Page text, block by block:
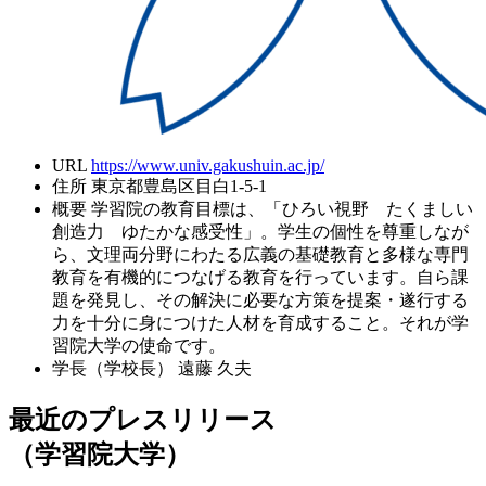
URL https://www.univ.gakushuin.ac.jp/
住所 東京都豊島区目白1-5-1
概要 学習院の教育目標は、「ひろい視野 たくましい
創造力 ゆたかな感受性」。学生の個性を尊重しなが
ら、文理両分野にわたる広義の基礎教育と多様な専門
教育を有機的につなげる教育を行っています。自ら課
題を発見し、その解決に必要な方策を提案・遂行する
力を十分に身につけた人材を育成すること。それが学
習院大学の使命です。
学長（学校長）
遠藤 久夫
最近のプレスリリース
（学習院大学）